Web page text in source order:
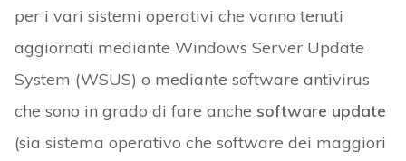
per i vari sistemi operativi che vanno tenuti
aggiornati mediante Windows Server Update
System (WSUS) o mediante software antivirus
che sono in grado di fare anche software update
(sia sistema operativo che software dei maggiori